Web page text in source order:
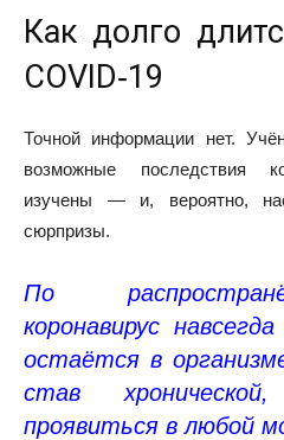
Как долго
COVID‑19
Точной информации нет.
возможные последствия
изучены — и, вероятно,
сюрпризы.
По
коронавирус
остаётся в
став
проявиться в любой